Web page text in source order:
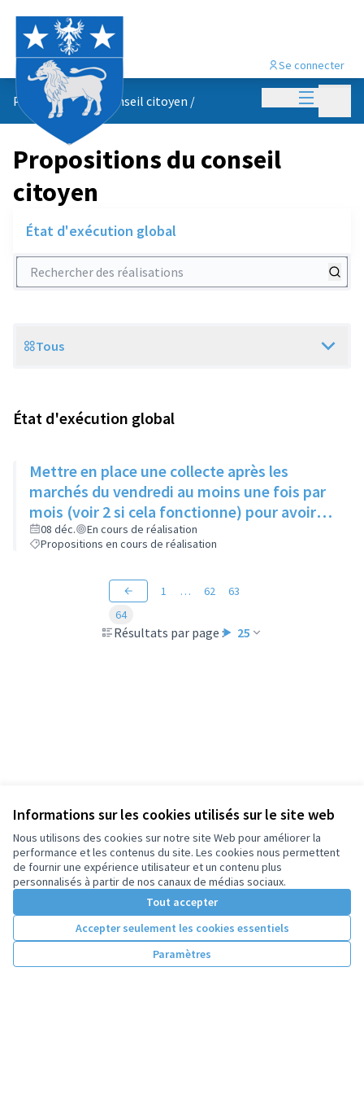
Informations sur les cookies utilisés sur le site web
Nous utilisons des cookies sur notre site Web pour améliorer la
performance et les contenus du site. Les cookies nous permettent
de fournir une expérience utilisateur et un contenu plus
personnalisés à partir de nos canaux de médias sociaux.
Tout accepter
Accepter seulement les cookies essentiels
Paramètres
Menu
Se connecter
Propositions du conseil citoyen /
Propositions du conseil
citoyen
État d'exécution global
Rechercher des réalisations
Scope
Tous
État d'exécution global
Mettre en place une collecte après les
marchés du vendredi au moins une fois par
mois (voir 2 si cela fonctionne) pour avoir
des produits frais pour l'Epice'Rill
08 déc.
En cours de réalisation
Propositions en cours de réalisation
Résultats par page : 25
1 … 62
63
64